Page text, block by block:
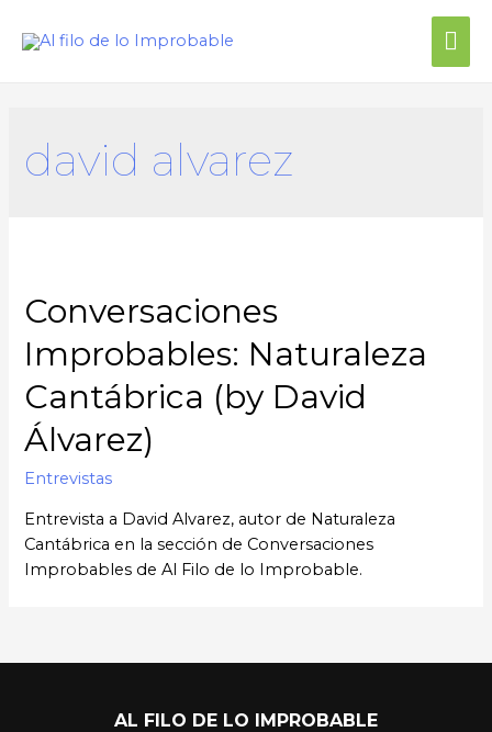
david alvarez
Conversaciones
Improbables: Naturaleza
Cantábrica (by David
Álvarez)
Entrevistas
Entrevista a David Alvarez, autor de Naturaleza
Cantábrica en la sección de Conversaciones
Improbables de Al Filo de lo Improbable.
AL FILO DE LO IMPROBABLE